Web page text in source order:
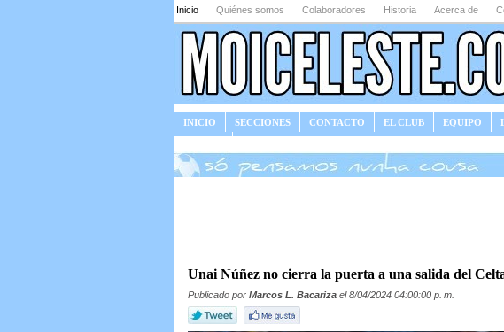
Inicio Quiénes somos Colaboradores Historia Acerca de
INICIO SECCIONES CONTACTO EL CLUB EQUIPO
Unai Núñez no cierra la puerta a una salida del
Publicado por Marcos L. Bacariza el 8/04/2024 04:00:00 p. m.